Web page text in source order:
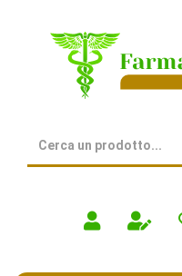
contenuto
Farmacia
Prodotto